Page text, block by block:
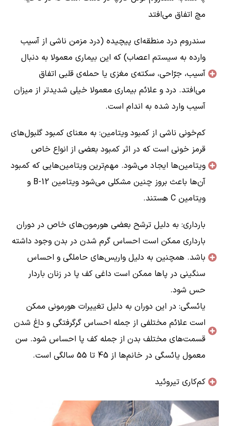
مچ اتفاق می‌افتد
سندروم درد منطقه‌ای پیچیده (درد مزمن ناشی از آسیب
وارده به سیستم اعصاب) که این بیماری معمولا به دنبال
آسیب، جرّاحی، سکته‌ی مغزی یا حمله‌ی قلبی اتفاق
می‌افتد. درد و علائم بیماری معمولا خیلی شدیدتر از میزان
آسیب وارد شده به اندام است.
کم‌خونی ناشی از کمبود ویتامین: به معنای کمبود گلبول‌‌های
قرمز خونی است که در اثر کمبود بعضی از انواع خاص
ویتامین‌ها ایجاد می‌شود. مهم‌ترین ویتامین‌هایی که کمبود
آن‌ها باعث بروز چنین مشکلی می‌شود ویتامین B-12 و
ویتامین C هستند.
بارداری: به دلیل ترشح بعضی هورمون‌های خاص در دوران
بارداری ممکن است احساس گرم شدن در بدن وجود داشته
باشد. همچنین به دلیل واریس‌های حاملگی و احساس
سنگینی در پاها ممکن است داغی کف پا در زنان باردار
حس شود.
یائسگی: در این دوران به دلیل تغییرات هورمونی ممکن
است علائم مختلفی از جمله احساس گرگرفتگی و داغ شدن
قسمت‌های مختلف بدن از جمله کف پا احساس شود. سن
معمول یائسگی در خانم‌ها از 45 تا 55 سالگی است.
کم‌کاری تیروئید